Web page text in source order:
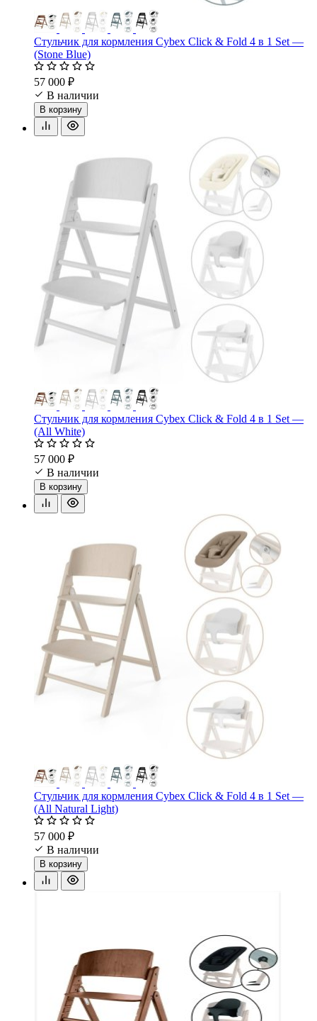
Стульчик для кормления Cybex Click & Fold 4 в 1 Set —
(Stone Blue)
57 000 ₽
В наличии
В корзину
Стульчик для кормления Cybex Click & Fold 4 в 1 Set —
(All White)
57 000 ₽
В наличии
В корзину
Стульчик для кормления Cybex Click & Fold 4 в 1 Set —
(All Natural Light)
57 000 ₽
В наличии
В корзину